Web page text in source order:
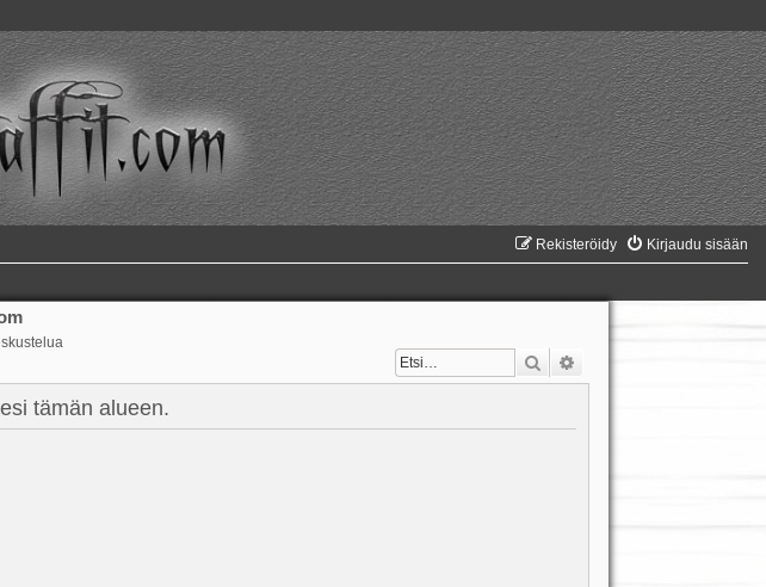
Kirjaudu sisään
Rekisteröidy
Etsi
tämän alueen.